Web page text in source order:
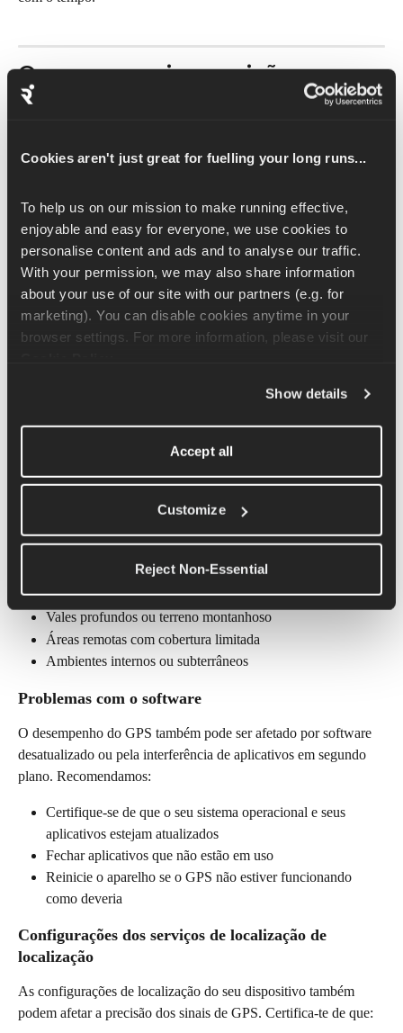
Cookies aren't just great for fuelling your long runs...
To help us on our mission to make running effective,
enjoyable and easy for everyone, we use cookies to
personalise content and ads and to analyse our traffic.
With your permission, we may also share information
about your use of our site with our partners (e.g. for
marketing). You can disable cookies anytime in your
Show details
Accept all
Customize
Reject Non-Essential
O que causa imprecisões no
GPS?
dispositivos, especialmente em celulares, onde o hardware do
Vários fatores ambientais e técnicos podem reduzir a precisão
do GPS, incluindo:
Interferência de sinal
Os sinais de GPS podem ser enfraquecidos ou bloqueados por:
Edifícios altos
arranha-céus, o que resulta em um posicionamento menos
preciso.
Má recepção de satélite
A precisão do GPS depende do número e da qualidade dos
Vales profundos ou terreno montanhoso
Áreas remotas com cobertura limitada
Ambientes internos ou subterrâneos
Problemas com o software
O desempenho do GPS também pode ser afetado por software
desatualizado ou pela interferência de aplicativos em segundo
plano. Recomendamos:
Certifique-se de que o seu sistema operacional e seus
aplicativos estejam atualizados
Fechar aplicativos que não estão em uso
Reinicie o aparelho se o GPS não estiver funcionando
como deveria
Configurações dos serviços de localização de
localização
As configurações de localização do seu dispositivo também
podem afetar a precisão dos sinais de GPS. Certifica-te de que: